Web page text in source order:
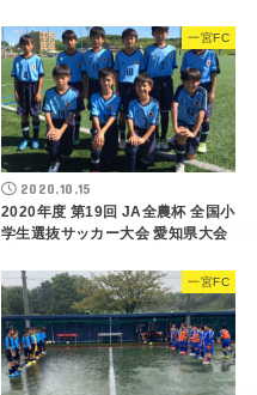
一宮FC
2020.10.15
2020年度 第19回 JA全農杯 全国小
学生選抜サッカー大会 愛知県大会
一宮FC